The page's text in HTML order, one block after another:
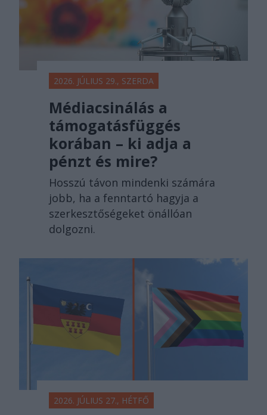
2026. JÚLIUS 29., SZERDA
Médiacsinálás a
támogatásfüggés
korában – ki adja a
pénzt és mire?
Hosszú távon mindenki számára
jobb, ha a fenntartó hagyja a
szerkesztőségeket önállóan
dolgozni.
2026. JÚLIUS 27., HÉTFŐ